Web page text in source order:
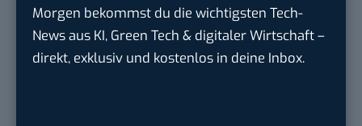
Morgen bekommst du die wichtigsten Tech-
News aus KI, Green Tech & digitaler Wirtschaft –
direkt, exklusiv und kostenlos in deine Inbox.
Anforderungs- und Projektmanager
touristische...
trendtours Holding GmbH inEschborn